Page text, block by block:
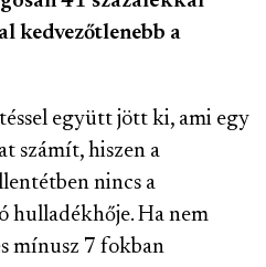
kedvezőtlenebb a
együtt jött ki, ami egy
számít, hiszen a
nincs a
hulladékhője. Ha nem
mínusz 7 fokban